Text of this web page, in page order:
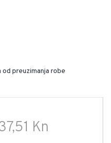
preuzimanja robe
Kn